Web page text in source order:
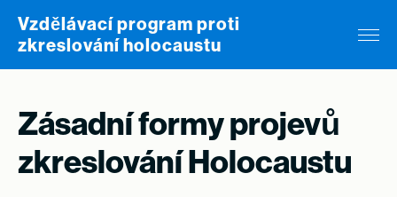
Skip to content
Vzdělávací program proti
zkreslování holocaustu
Zásadní formy projevů
zkreslování Holocaustu